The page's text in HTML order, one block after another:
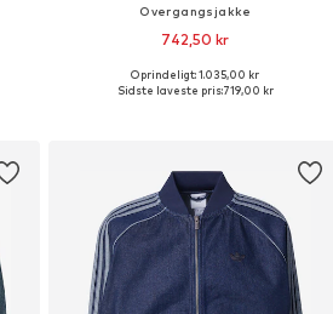
Overgangsjakke
742,50 kr
Oprindeligt: 1.035,00 kr
Sidste laveste pris:719,00 kr